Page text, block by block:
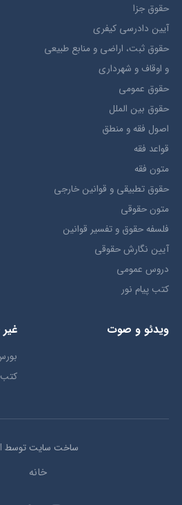
حقوق جزا
آيین دادرسی کیفری
حقوق ثبت، اراضي و منابع طبيعي
و اوقاف و شهرداری
حقوق عمومی
حقوق بين الملل
اصول فقه و منطق
قواعد فقه
متون فقه
حقوق تطبيقي و قوانین خارجی
متون حقوقي
فلسفه حقوق و تفسیر قوانین
آیین نگارش حقوقی
دروس عمومی
کتب پیام نور
ویدئو و صوت
ساخت سایت توسط
خانه